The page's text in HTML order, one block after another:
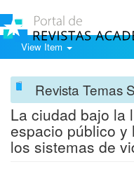
View Item
Revista Temas
La ciudad bajo la
espacio público y
los sistemas de